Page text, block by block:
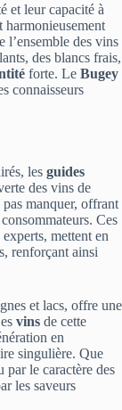
et leur capacité à
harmonieusement
l’ensemble des vins
des blancs frais,
forte. Le Bugey
connaisseurs
les guides
des vins de
pas manquer, offrant
Ces
mettent en
renforçant ainsi
et lacs, offre une
vins de cette
en
singulière. Que
par le caractère des
les saveurs